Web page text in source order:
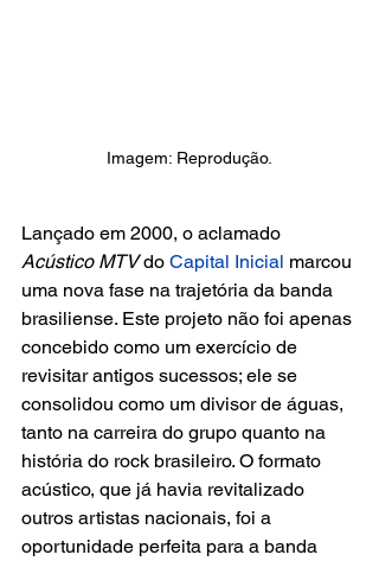
Imagem: Reprodução.
Lançado em 2000, o aclamado
Acústico MTV do Capital Inicial marcou
uma nova fase na trajetória da banda
brasiliense. Este projeto não foi apenas
concebido como um exercício de
revisitar antigos sucessos; ele se
consolidou como um divisor de águas,
tanto na carreira do grupo quanto na
história do rock brasileiro. O formato
acústico, que já havia revitalizado
outros artistas nacionais, foi a
oportunidade perfeita para a banda